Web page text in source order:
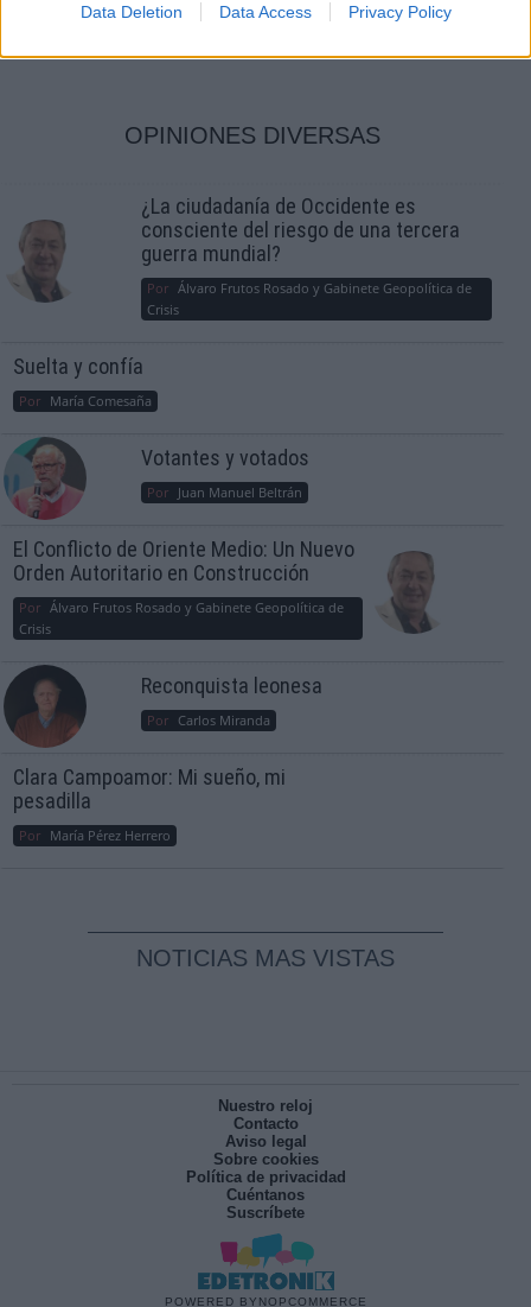
Data Deletion Data Access Privacy Policy
OPINIONES DIVERSAS
¿La ciudadanía de Occidente es
consciente del riesgo de una tercera
guerra mundial?
Por Álvaro Frutos Rosado y Gabinete Geopolítica de
Crisis
Suelta y confía
Por María Comesaña
Votantes y votados
Por Juan Manuel Beltrán
El Conflicto de Oriente Medio: Un Nuevo
Orden Autoritario en Construcción
Por Álvaro Frutos Rosado y Gabinete Geopolítica de
Crisis
Reconquista leonesa
Por Carlos Miranda
Clara Campoamor: Mi sueño, mi
pesadilla
Por María Pérez Herrero
NOTICIAS MAS VISTAS
Nuestro reloj
Contacto
Aviso legal
Sobre cookies
Política de privacidad
Cuéntanos
Suscríbete
POWERED BY NOPCOMMERCE